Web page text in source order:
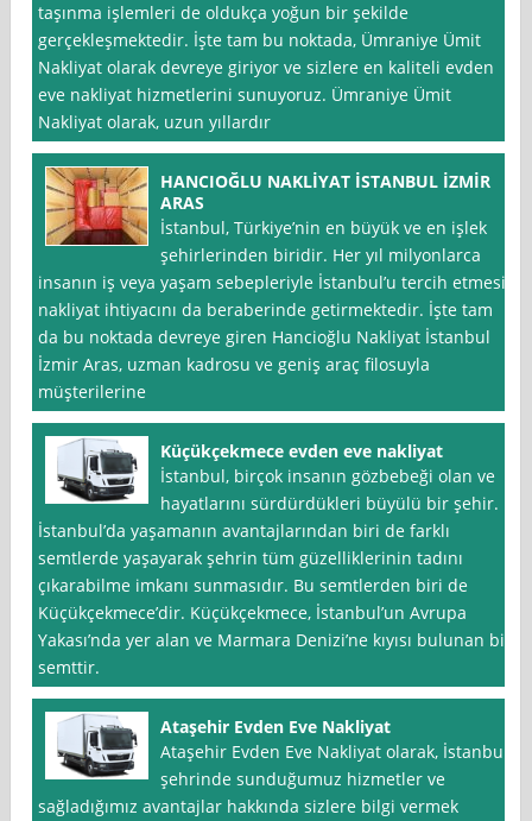
taşınma işlemleri de oldukça yoğun bir şekilde
gerçekleşmektedir. İşte tam bu noktada, Ümraniye Ümit
Nakliyat olarak devreye giriyor ve sizlere en kaliteli evden
eve nakliyat hizmetlerini sunuyoruz. Ümraniye Ümit
Nakliyat olarak, uzun yıllardır
HANCIOĞLU NAKLİYAT İSTANBUL İZMİR
ARAS
İstanbul, Türkiye’nin en büyük ve en işlek
şehirlerinden biridir. Her yıl milyonlarca
insanın iş veya yaşam sebepleriyle İstanbul’u tercih etmesi,
nakliyat ihtiyacını da beraberinde getirmektedir. İşte tam
da bu noktada devreye giren Hancioğlu Nakliyat İstanbul
İzmir Aras, uzman kadrosu ve geniş araç filosuyla
müşterilerine
Küçükçekmece evden eve nakliyat
İstanbul, birçok insanın gözbebeği olan ve
hayatlarını sürdürdükleri büyülü bir şehir.
İstanbul’da yaşamanın avantajlarından biri de farklı
semtlerde yaşayarak şehrin tüm güzelliklerinin tadını
çıkarabilme imkanı sunmasıdır. Bu semtlerden biri de
Küçükçekmece’dir. Küçükçekmece, İstanbul’un Avrupa
Yakası’nda yer alan ve Marmara Denizi’ne kıyısı bulunan bir
semttir.
Ataşehir Evden Eve Nakliyat
Ataşehir Evden Eve Nakliyat olarak, İstanbul
şehrinde sunduğumuz hizmetler ve
sağladığımız avantajlar hakkında sizlere bilgi vermek